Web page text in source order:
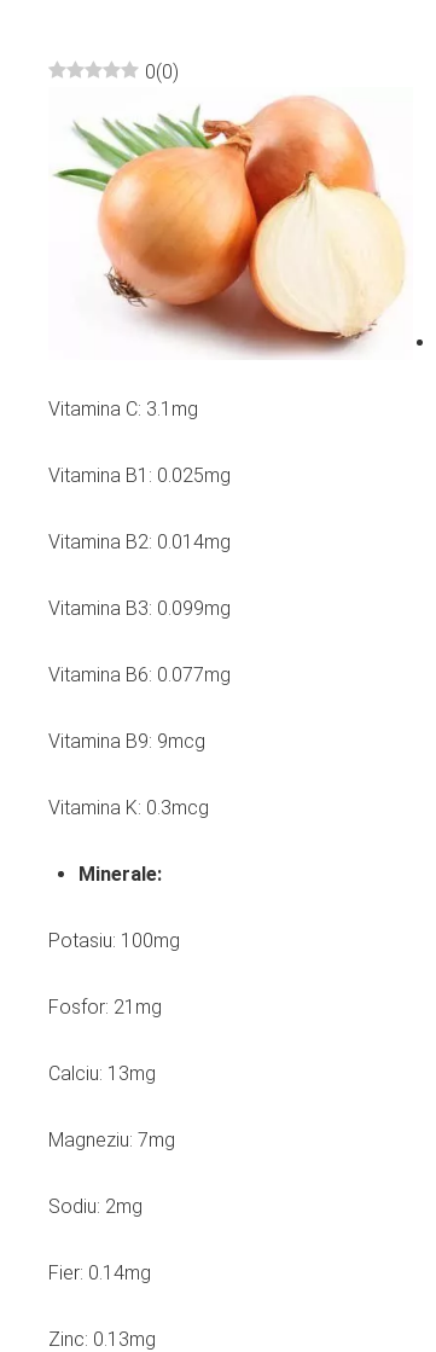
0(0)
Vitamina C: 3.1mg
Vitamina B1: 0.025mg
Vitamina B2: 0.014mg
Vitamina B3: 0.099mg
Vitamina B6: 0.077mg
Vitamina B9: 9mcg
Vitamina K: 0.3mcg
Minerale:
Potasiu: 100mg
Fosfor: 21mg
Calciu: 13mg
Magneziu: 7mg
Sodiu: 2mg
Fier: 0.14mg
Zinc: 0.13mg